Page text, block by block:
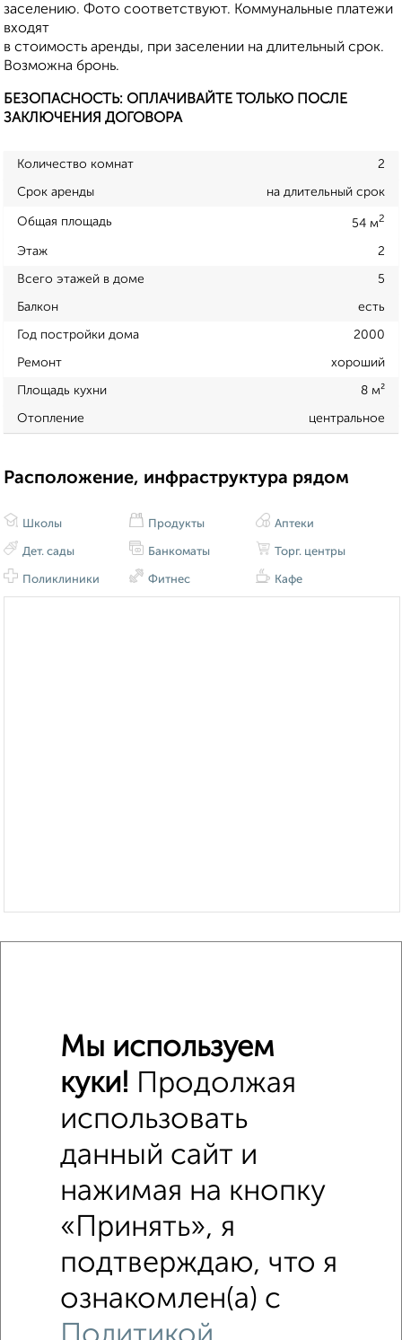
заселению. Фото соответствуют. Коммунальные платежи
входят
в стоимость аренды, при заселении на длительный срок.
Возможна бронь.
БЕЗОПАСНОСТЬ: ОПЛАЧИВАЙТЕ ТОЛЬКО ПОСЛЕ
ЗАКЛЮЧЕНИЯ ДОГОВОРА
Количество комнат 2
Срок аренды на длительный срок
Общая площадь 54 м2
Этаж 2
Всего этажей в доме 5
Балкон есть
Год постройки дома 2000
Ремонт хороший
Площадь кухни 8 м²
Отопление центральное
Расположение, инфраструктура рядом
Школы
Дет. сады
Поликлиники
Продукты
Банкоматы
Фитнес
Аптеки
Торг. центры
Кафе
Мы используем
куки! Продолжая
использовать
данный сайт и
нажимая на кнопку
«Принять», я
подтверждаю, что я
ознакомлен(а) с